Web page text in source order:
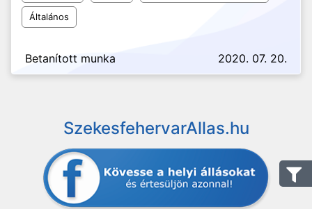
Általános
Betanított munka 2020. 07. 20.
SzekesfehervarAllas.hu